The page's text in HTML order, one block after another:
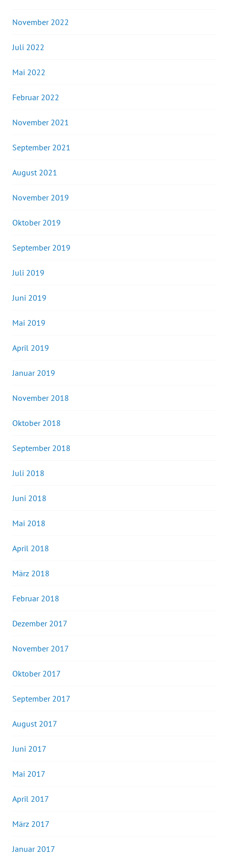
November 2022
Juli 2022
Mai 2022
Februar 2022
November 2021
September 2021
August 2021
November 2019
Oktober 2019
September 2019
Juli 2019
Juni 2019
Mai 2019
April 2019
Januar 2019
November 2018
Oktober 2018
September 2018
Juli 2018
Juni 2018
Mai 2018
April 2018
März 2018
Februar 2018
Dezember 2017
November 2017
Oktober 2017
September 2017
August 2017
Juni 2017
Mai 2017
April 2017
März 2017
Januar 2017